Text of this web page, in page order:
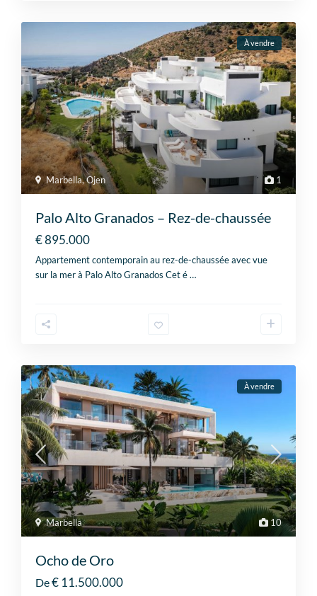
1
Marbella,Ojen
À vendre
Palo Alto Granados – Rez-de-chaussée
€ 895.000
Appartement contemporain au rez-de-chaussée avec vue
sur la mer à Palo Alto Granados Cet é…
10
Marbella
À vendre
Ocho de Oro
De€ 11.500.000